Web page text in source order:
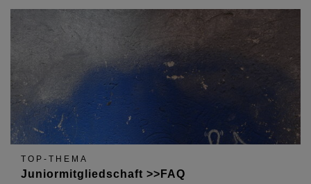
TOP-THEMA
Juniormitgliedschaft >>FAQ